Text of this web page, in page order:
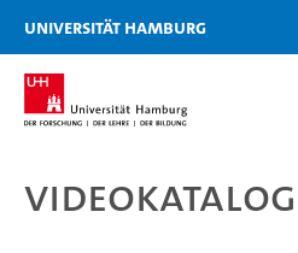
Zu den Filtern
Zur Metanavigation
Zur Hauptnavigation
Zur Suche
Zum Inhalt
Zum Seitenfuss
Universität Hamburg
Videokatalog
Videokatalog